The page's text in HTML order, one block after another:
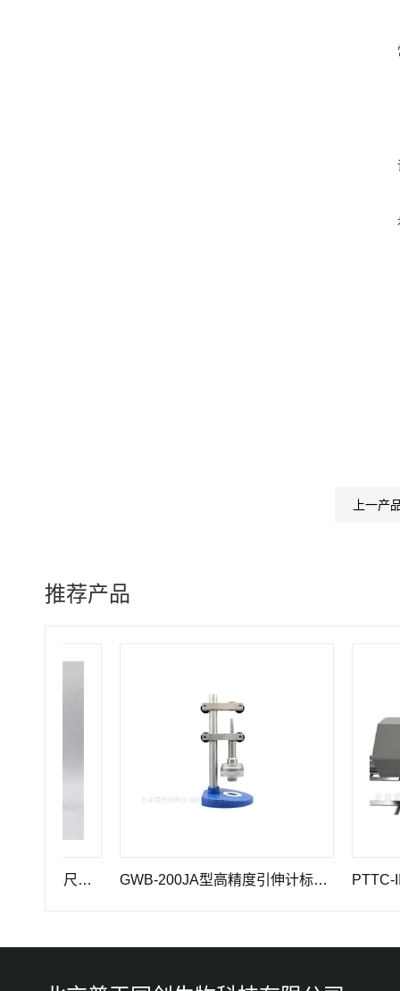
上一产
推荐产品
GWB-200JA型高精度引伸计标定仪长度计量器具